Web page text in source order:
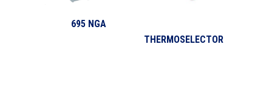
695 NGA
THERMOSELECTOR